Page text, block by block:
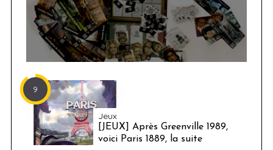
9
Jeux
[JEUX] Après Greenville 1989,
voici Paris 1889, la suite